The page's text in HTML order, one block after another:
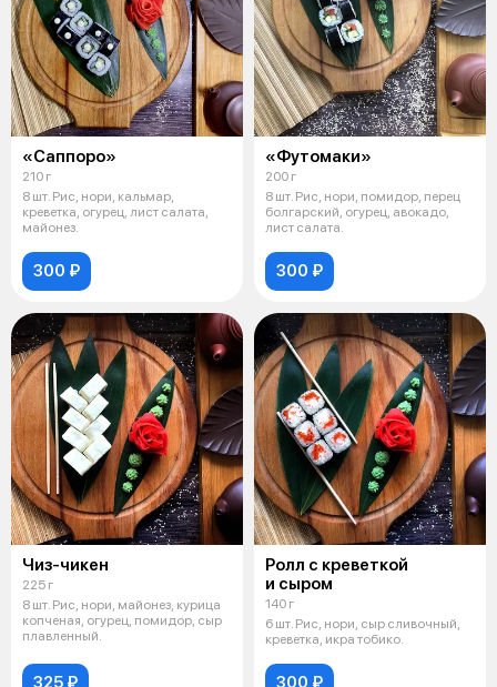
«Саппоро»
210 г
8 шт. Рис, нори, кальмар,
креветка, огурец, лист салата,
майонез.
300 ₽
«Футомаки»
200 г
8 шт. Рис, нори, помидор, перец
болгарский, огурец, авокадо,
лист салата.
300 ₽
Чиз-чикен
225 г
8 шт. Рис, нори, майонез, курица
копченая, огурец, помидор, сыр
плавленный.
325 ₽
Ролл с креветкой
и сыром
140 г
6 шт. Рис, нори, сыр сливочный,
креветка, икра тобико.
300 ₽